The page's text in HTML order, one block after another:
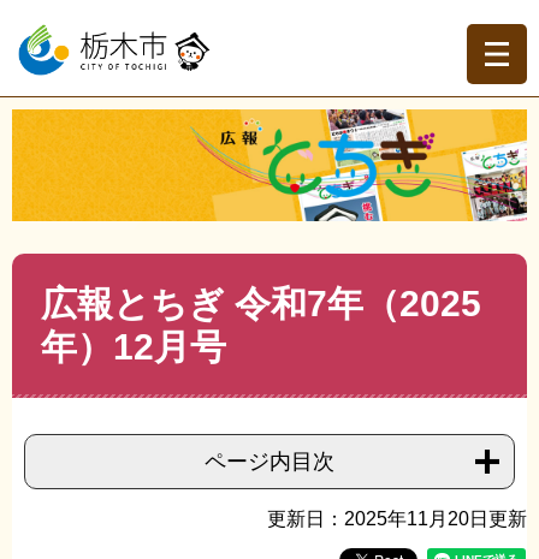
ー
の
先
頭
で
す。
ニ
ー
を
飛
ば
し
て
本
現在地
トップページ > 広報とちぎ >広報とちぎバックナンバー>
令和7年（2025年） 広報とちぎ>>広報とちぎ 令和7年
（2025年）12月号
広報とちぎ 令和7年（2025
年）12月号
ページ内目次
更新日：2025年11月20日更新